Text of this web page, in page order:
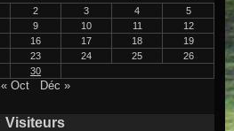
2 3 4
5
9 10 11
12
16 17 18
19
23 24 25
26
30
« Oct Déc »
Visiteurs